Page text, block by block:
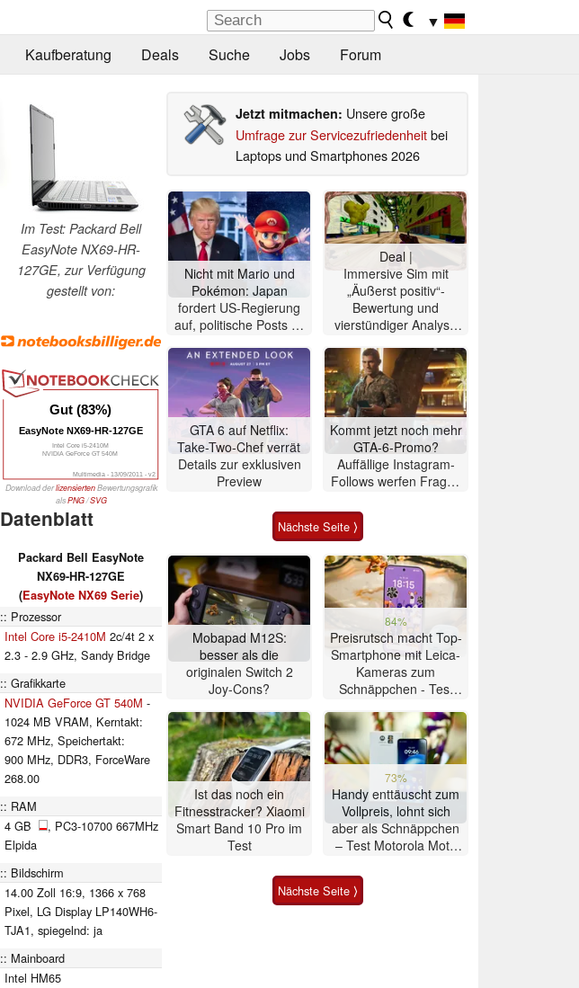
▼
Kaufberatung Deals Suche Jobs Forum
Im Test: Packard Bell
EasyNote NX69-HR-
127GE, zur Verfügung
gestellt von:
Gut (83%)
EasyNote NX69-HR-127GE
Intel Core i5-2410M
NVIDIA GeForce GT 540M
Multimedia - 13/09/2011 - v2
Download derlizensiertenBewertungsgrafik
alsPNG/SVG
Datenblatt
Packard Bell EasyNote
NX69-HR-127GE
(EasyNote NX69 Serie)
Prozessor
Intel Core i5-2410M 2c/4t 2 x
2.3 - 2.9 GHz, Sandy Bridge
Grafikkarte
NVIDIA GeForce GT 540M -
1024 MB VRAM, Kerntakt:
672 MHz, Speichertakt:
900 MHz, DDR3, ForceWare
268.00
RAM
4 GB
, PC3-10700 667MHz
Elpida
Bildschirm
14.00 Zoll 16:9, 1366 x 768
Pixel, LG Display LP140WH6-
TJA1, spiegelnd: ja
Mainboard
Intel HM65
Jetzt mitmachen: Unsere große
Umfrage zur Servicezufriedenheitbei
Laptops und Smartphones 2026
Nicht mit Mario und
Pokémon: Japan
fordert US-Regierung
auf, politische Posts zu
Deal |
Immersive Sim mit
„Äußerst positiv“-
Bewertung und
vierstündiger Analyse
GTA 6 auf Netflix:
Take-Two-Chef verrät
Details zur exklusiven
Preview
Kommt jetzt noch mehr
GTA-6-Promo?
Auffällige Instagram-
Follows werfen Fragen
Nächste Seite ⟩
Mobapad M12S:
besser als die
originalen Switch 2
Joy-Cons?
84%
Preisrutsch macht Top-
Smartphone mit Leica-
Kameras zum
Schnäppchen - Test
Ist das noch ein
Fitnesstracker? Xiaomi
Smart Band 10 Pro im
Test
73%
Handy enttäuscht zum
Vollpreis, lohnt sich
aber als Schnäppchen
– Test Motorola Moto
Nächste Seite ⟩